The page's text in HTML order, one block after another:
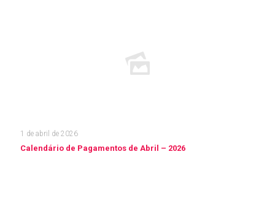
1 de abril de 2026
Calendário de Pagamentos de Abril – 2026